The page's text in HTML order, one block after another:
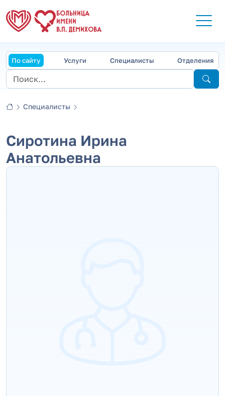
БОЛЬНИЦА
ИМЕНИ
В.П. ДЕМИХОВА
По сайту Услуги Специалисты Отделения
Специалисты
Сиротина Ирина
Анатольевна